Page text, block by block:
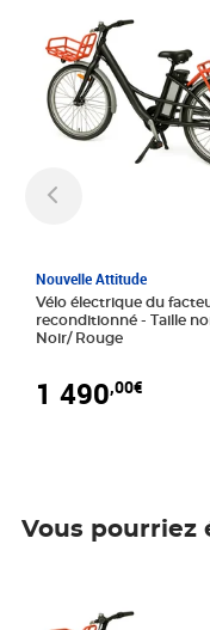
Nouvelle Attitude
Vélo électrique du
reconditionné - Taille normale -
Noir/ Rouge
1 490,00€
Vous pourriez